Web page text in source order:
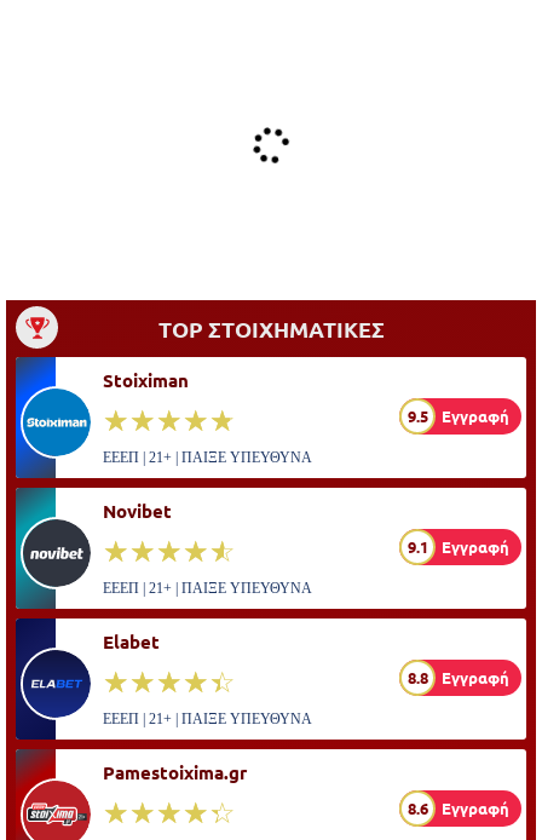
TOP ΣΤΟΙΧΗΜΑΤΙΚΕΣ
Stoiximan
☆☆☆☆☆
★★★★★ 9.5 Εγγραφή
ΕΕΕΠ | 21+ | ΠΑΙΞΕ ΥΠΕΥΘΥΝΑ
Novibet
☆☆☆☆☆
★★★★★ 9.1 Εγγραφή
ΕΕΕΠ | 21+ | ΠΑΙΞΕ ΥΠΕΥΘΥΝΑ
Elabet
☆☆☆☆☆
★★★★★ 8.8 Εγγραφή
ΕΕΕΠ | 21+ | ΠΑΙΞΕ ΥΠΕΥΘΥΝΑ
Pamestoixima.gr
☆☆☆☆☆
★★★★★ 8.6 Εγγραφή